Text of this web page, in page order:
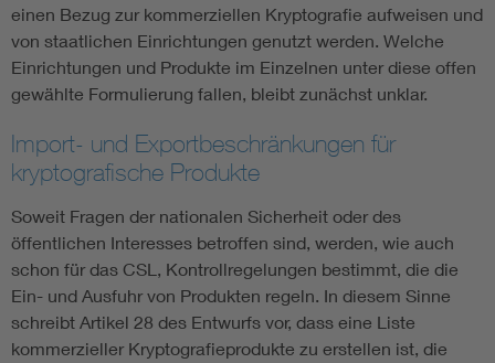
einen Bezug zur kommerziellen Kryptografie aufweisen und
von staatlichen Einrichtungen genutzt werden. Welche
Einrichtungen und Produkte im Einzelnen unter diese offen
gewählte Formulierung fallen, bleibt zunächst unklar.
Import- und Exportbeschränkungen für
kryptografische Produkte
Soweit Fragen der nationalen Sicherheit oder des
öffentlichen Interesses betroffen sind, werden, wie auch
schon für das CSL, Kontrollregelungen bestimmt, die die
Ein- und Ausfuhr von Produkten regeln. In diesem Sinne
schreibt Artikel 28 des Entwurfs vor, dass eine Liste
kommerzieller Kryptografieprodukte zu erstellen ist, die